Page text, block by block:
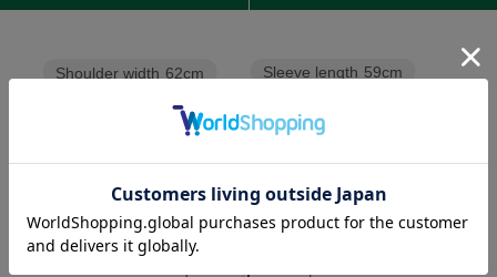
Sleeve length 59cm
Shoulder width 62cm